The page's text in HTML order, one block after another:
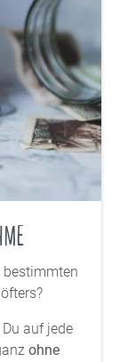
bestimmten
auf jede
ohne